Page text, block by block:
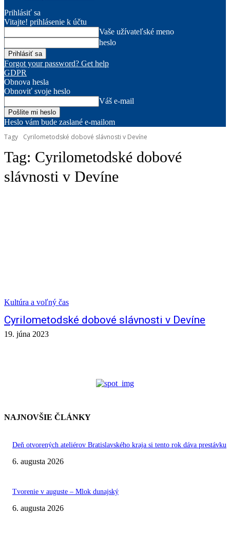
Prihlásiť sa
Vitajte! prihlásenie k účtu
Vaše užívateľské meno
heslo
Forgot your password? Get help
GDPR
Obnova hesla
Obnoviť svoje heslo
Váš e-mail
Heslo vám bude zaslané e-mailom
Tagy
Cyrilometodské dobové slávnosti v Devíne
Tag: Cyrilometodské dobové
slávnosti v Devíne
Kultúra a voľný čas
Cyrilometodské dobové slávnosti v Devíne
19. júna 2023
NAJNOVŠIE ČLÁNKY
Deň otvorených ateliérov Bratislavského kraja si tento rok dáva prestávku
6. augusta 2026
Tvorenie v auguste – Mlok dunajský
6. augusta 2026